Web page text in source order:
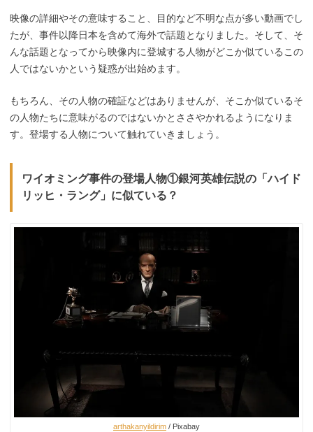
映像の詳細やその意味すること、目的など不明な点が多い動画でし
たが、事件以降日本を含めて海外で話題となりました。そして、そ
んな話題となってから映像内に登城する人物がどこか似ているこの
人ではないかという疑惑が出始めます。
もちろん、その人物の確証などはありませんが、そこか似ているそ
の人物たちに意味がるのではないかとささやかれるようになりま
す。登場する人物について触れていきましょう。
ワイオミング事件の登場人物①銀河英雄伝説の「ハイド
リッヒ・ラング」に似ている？
arthakanyildirim / Pixabay